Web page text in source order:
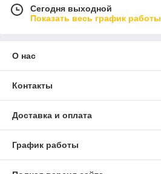
Сегодня выходной
Показать весь график работы
О нас
Контакты
Доставка и оплата
График работы